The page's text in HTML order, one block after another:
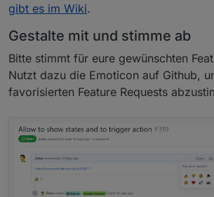
gibt es im Wiki.
Gestalte mit und stimme ab
Bitte stimmt für eure gewünschten
Nutzt dazu die Emoticon auf Github,
favorisierten Feature Requests